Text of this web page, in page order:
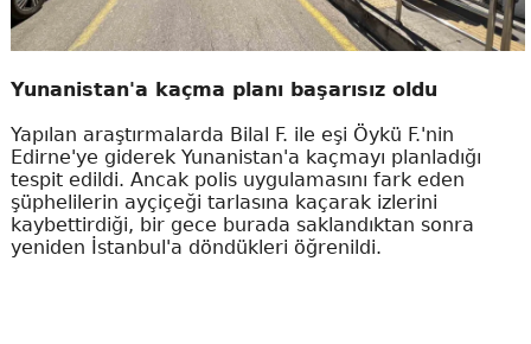
Yunanistan'a kaçma planı başarısız oldu
Yapılan araştırmalarda Bilal F. ile eşi Öykü F.'nin
Edirne'ye giderek Yunanistan'a kaçmayı planladığı
tespit edildi. Ancak polis uygulamasını fark eden
şüphelilerin ayçiçeği tarlasına kaçarak izlerini
kaybettirdiği, bir gece burada saklandıktan sonra
yeniden İstanbul'a döndükleri öğrenildi.